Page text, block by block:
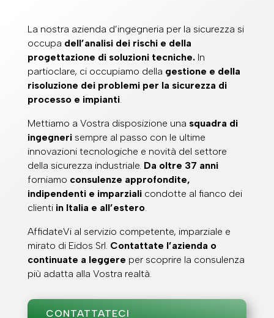
La nostra azienda d’ingegneria per la sicurezza si
occupa dell’analisi dei rischie della
progettazione di soluzioni tecniche.In
partioclare, ci occupiamo della gestione e della
risoluzione dei problemi per la sicurezza di
processo e impianti.
Mettiamo a Vostra disposizione una squadra di
ingegnerisempre al passo con le ultime
innovazioni tecnologiche e novità del settore
della sicurezza industriale. Da oltre 37 anni
forniamo consulenze approfondite,
indipendenti e imparzialicondotte al fianco dei
clienti in Italia e all’estero.
AffidateVi al servizio competente, imparziale e
mirato di Eidos Srl. Contattate l’azienda o
continuate a leggere per scoprire la consulenza
più adatta alla Vostra realtà.
CONTATTATECI